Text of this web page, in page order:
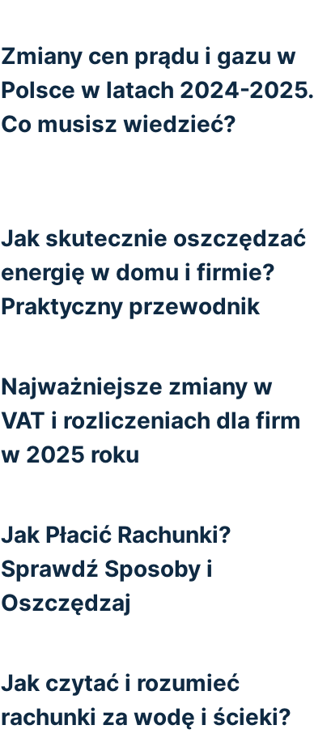
Zmiany cen prądu i gazu w
Polsce w latach 2024-2025.
Co musisz wiedzieć?
Jak skutecznie oszczędzać
energię w domu i firmie?
Praktyczny przewodnik
Najważniejsze zmiany w
VAT i rozliczeniach dla firm
w 2025 roku
Jak Płacić Rachunki?
Sprawdź Sposoby i
Oszczędzaj
Jak czytać i rozumieć
rachunki za wodę i ścieki?